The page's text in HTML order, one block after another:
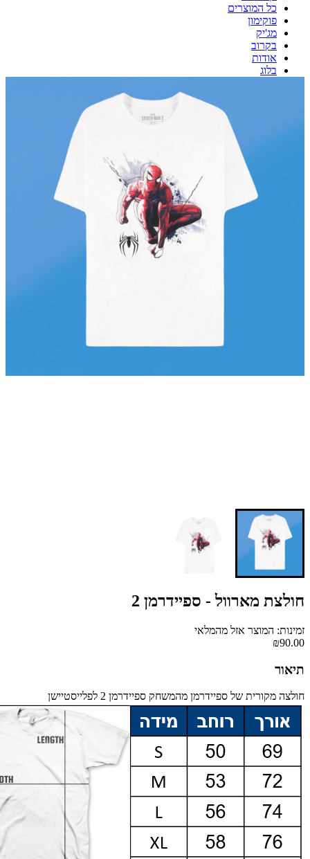
כל המוצרים
פוקימון
מג'יק
בקרוב
אודות
בלוג
חולצת מארוול - ספיידרמן 2
זמינות: המוצר אזל מהמלאי
₪90.00
תיאור
חולצה מקורית של ספיידרמן מהמשחק ספיידרמן 2 לפלייסטיישן